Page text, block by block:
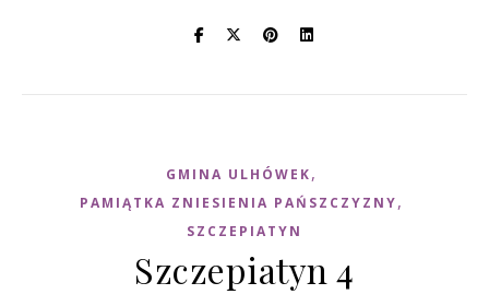
GMINA ULHÓWEK,
PAMIĄTKA ZNIESIENIA PAŃSZCZYZNY,
SZCZEPIATYN
Szczepiatyn 4